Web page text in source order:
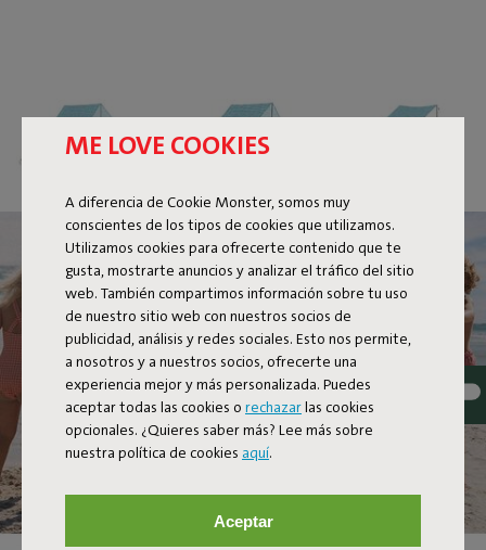
ME LOVE COOKIES
A diferencia de Cookie Monster, somos muy
conscientes de los tipos de cookies que utilizamos.
Utilizamos cookies para ofrecerte contenido que te
gusta, mostrarte anuncios y analizar el tráfico del sitio
web. También compartimos información sobre tu uso
de nuestro sitio web con nuestros socios de
publicidad, análisis y redes sociales. Esto nos permite,
a nosotros y a nuestros socios, ofrecerte una
experiencia mejor y más personalizada. Puedes
aceptar todas las cookies o rechazarlas cookies
opcionales. ¿Quieres saber más? Lee más sobre
nuestra política de cookies aquí.
Aceptar